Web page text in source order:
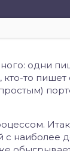
одни
то пишет
с наиболее